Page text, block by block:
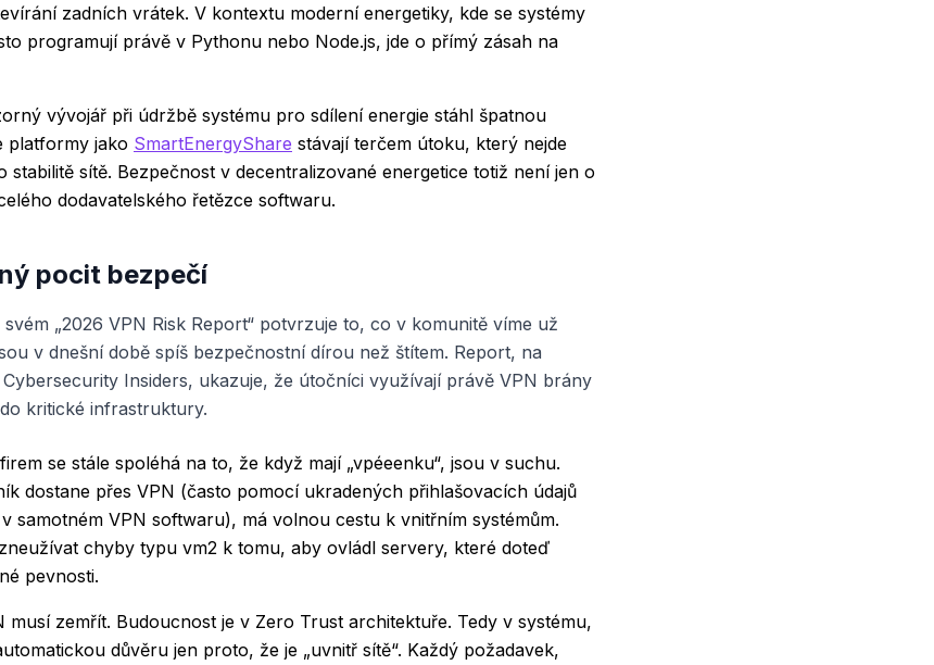
zadních vrátek. V kontextu moderní energetiky, kde se systémy
programují právě v Pythonu nebo Node.js, jde o přímý zásah na
vývojář při údržbě systému pro sdílení energie stáhl špatnou
platformy jako SmartEnergyShare stávají terčem útoku, který nejde
stabilitě sítě. Bezpečnost v decentralizované energetice totiž není jen o
dodavatelského řetězce softwaru.
pocit bezpečí
„2026 VPN Risk Report“ potvrzuje to, co v komunitě víme už
v dnešní době spíš bezpečnostní dírou než štítem. Report, na
Insiders, ukazuje, že útočníci využívají právě VPN brány
kritické infrastruktury.
se stále spoléhá na to, že když mají „vpéeenku“, jsou v suchu.
dostane přes VPN (často pomocí ukradených přihlašovacích údajů
samotném VPN softwaru), má volnou cestu k vnitřním systémům.
chyby typu vm2 k tomu, aby ovládl servery, které doteď
pevnosti.
musí zemřít. Budoucnost je v Zero Trust architektuře. Tedy v systému,
důvěru jen proto, že je „uvnitř sítě“. Každý požadavek,